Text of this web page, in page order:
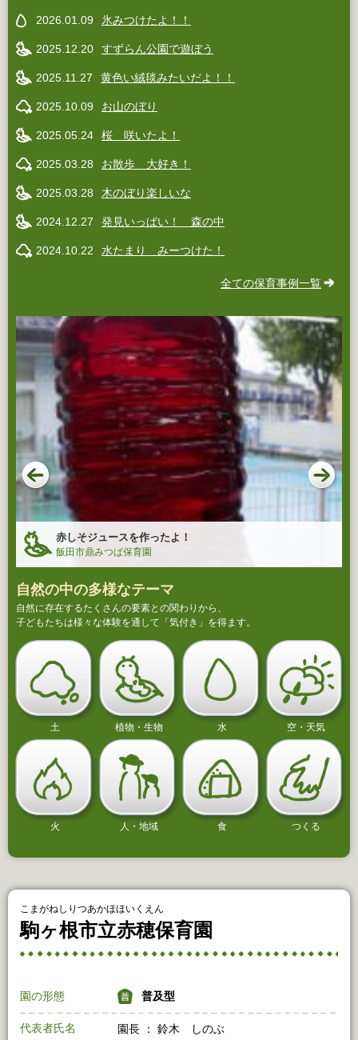
2026.01.09 氷みつけたよ！！
2025.12.20 すずらん公園で遊ぼう
2025.11.27 黄色い絨毯みたいだよ！！
2025.10.09 お山のぼり
2025.05.24 桜 咲いたよ！
2025.03.28 お散歩 大好き！
2025.03.28 木のぼり楽しいな
2024.12.27 発見いっぱい！ 森の中
2024.10.22 水たまり みーつけた！
全ての保育事例一覧
赤しそジュースを作ったよ！
飯田市鼎みつば保育園
自然の中の多様なテーマ
自然に存在するたくさんの要素との関わりから、
子どもたちは様々な体験を通して「気付き」を得ます。
土 植物・生物 水 空・天気
火 人・地域 食 つくる
こまがねしりつあかほほいくえん
駒ヶ根市立赤穂保育園
園の形態 普及型
代表者氏名 園長 ： 鈴木 しのぶ